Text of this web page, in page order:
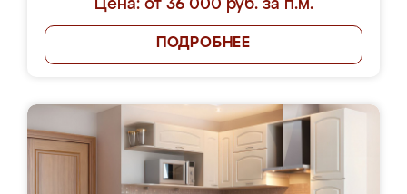
Цена: от 36 000 руб. за п.м.
ПОДРОБНЕЕ